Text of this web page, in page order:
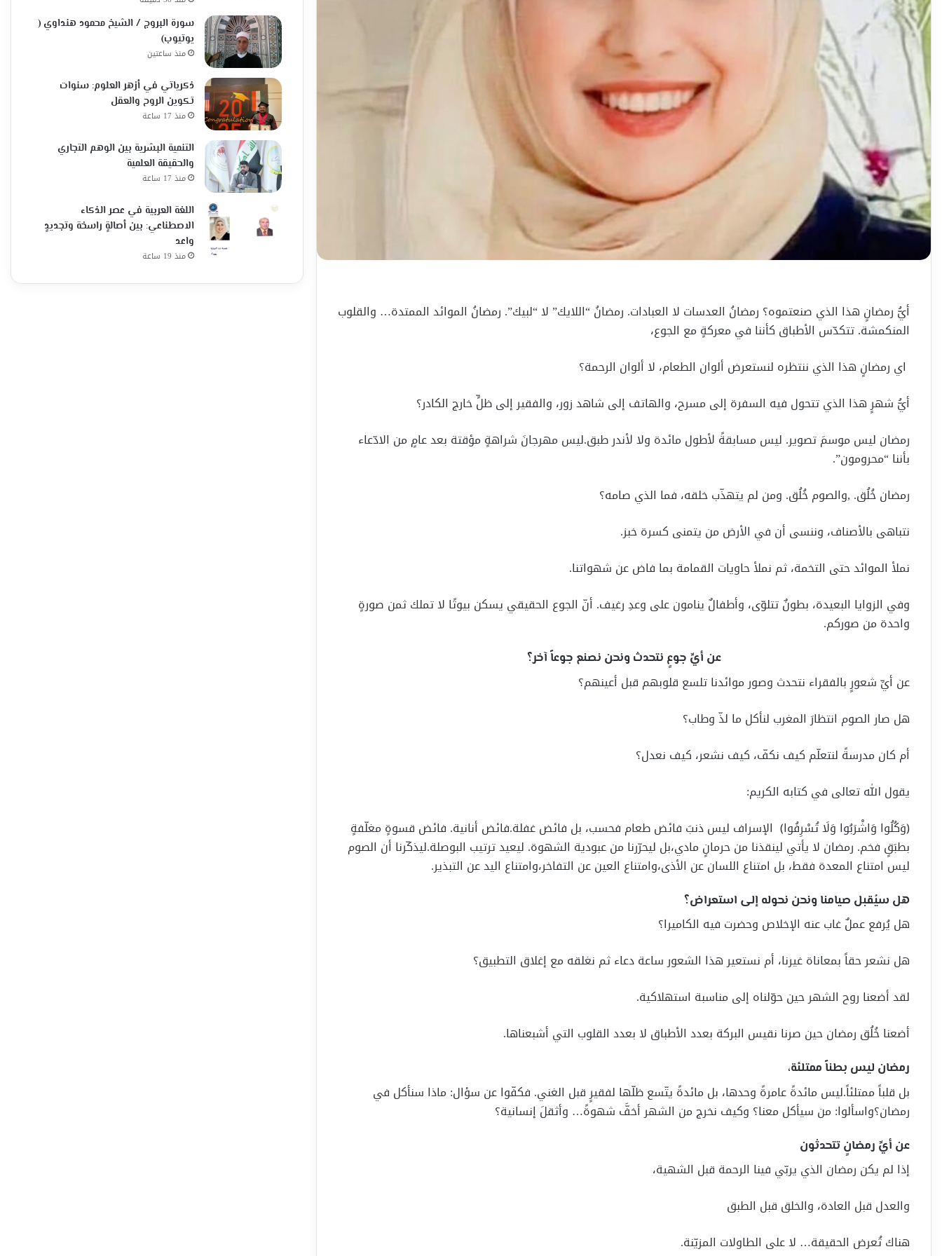
أيُّ رمضانٍ هذا الذي صنعتموه؟ رمضانُ العدسات لا العبادات. رمضانُ “اللايك” لا “لبيك”. رمضانُ الموائد الممتدة… والقلوب
المنكمشة. تتكدّس الأطباق كأننا في معركةٍ مع الجوع،
اي رمضانٍ هذا الذي ننتظره لنستعرض ألوان الطعام، لا ألوان الرحمة؟
أيُّ شهرٍ هذا الذي تتحول فيه السفرة إلى مسرح، والهاتف إلى شاهد زور، والفقير إلى ظلٍّ خارج الكادر؟
رمضان ليس موسمَ تصوير. ليس مسابقةً لأطول مائدة ولا لأندر طبق.ليس مهرجانَ شراهةٍ مؤقتة بعد عامٍ من الادّعاء
بأننا “محرومون”.
رمضان خُلُق. ,والصوم خُلُق. ومن لم يتهذّب خلقه، فما الذي صامه؟
نتباهى بالأصناف، وننسى أن في الأرض من يتمنى كسرة خبز.
نملأ الموائد حتى التخمة، ثم نملأ حاويات القمامة بما فاض عن شهواتنا.
وفي الزوايا البعيدة، بطونٌ تتلوّى، وأطفالٌ ينامون على وعدِ رغيف. أنّ الجوع الحقيقي يسكن بيوتًا لا تملك ثمن صورةٍ
واحدة من صوركم.
عن أيِّ جوعٍ نتحدث ونحن نصنع جوعاً آخر؟
عن أيِّ شعورٍ بالفقراء نتحدث وصور موائدنا تلسع قلوبهم قبل أعينهم؟
هل صار الصوم انتظارَ المغرب لنأكل ما لذّ وطاب؟
أم كان مدرسةً لنتعلّم كيف نكفّ، كيف نشعر، كيف نعدل؟
يقول الله تعالى في كتابه الكريم:
﴿وَكُلُوا وَاشْرَبُوا وَلَا تُسْرِفُوا﴾ الإسراف ليس ذنبَ فائض طعام فحسب، بل فائض غفلة.فائض أنانية. فائض قسوةٍ مغلّفةٍ
بطبَقٍ فخم. رمضان لا يأتي لينقذنا من حرمانٍ مادي،بل ليحرّرنا من عبودية الشهوة. ليعيد ترتيب البوصلة.ليذكّرنا أن الصوم
ليس امتناع المعدة فقط، بل امتناع اللسان عن الأذى،وامتناع العين عن التفاخر،وامتناع اليد عن التبذير.
هل سيُقبل صيامنا ونحن نحوله إلى استعراض؟
هل يُرفع عملٌ غاب عنه الإخلاص وحضرت فيه الكاميرا؟
هل نشعر حقاً بمعاناة غيرنا، أم نستعير هذا الشعور ساعة دعاء ثم نغلقه مع إغلاق التطبيق؟
لقد أضعنا روح الشهر حين حوّلناه إلى مناسبة استهلاكية.
أضعنا خُلُق رمضان حين صرنا نقيس البركة بعدد الأطباق لا بعدد القلوب التي أشبعناها.
رمضان ليس بطناً ممتلئة،
بل قلباً ممتلئاً.ليس مائدةً عامرةً وحدها، بل مائدةً يتّسع ظلّها لفقيرٍ قبل الغني. فكفّوا عن سؤال: ماذا سنأكل في
رمضان؟واسألوا: من سيأكل معنا؟ وكيف نخرج من الشهر أخفَّ شهوةً… وأثقلَ إنسانية؟
عن أيِّ رمضانٍ تتحدثون
إذا لم يكن رمضان الذي يربّي فينا الرحمة قبل الشهية،
والعدل قبل العادة، والخلق قبل الطبق
هناك تُعرض الحقيقة… لا على الطاولات المزيّنة.
سورة البروج / الشيخ محمود هنداوي (
يوتيوب)
منذ ساعتين
ذكرياتي في أزهر العلوم: سنوات
تكوين الروح والعقل
منذ 17 ساعة
التنمية البشرية بين الوهم التجاري
والحقيقة العلمية
منذ 17 ساعة
اللغة العربية في عصر الذكاء
الاصطناعي: بين أصالةٍ راسخة وتجديدٍ
واعد
منذ 19 ساعة